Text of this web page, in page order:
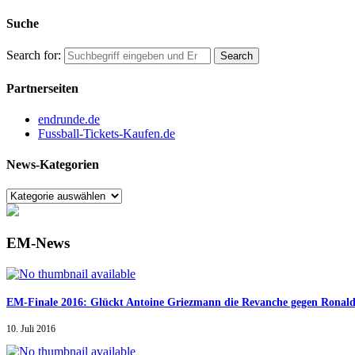
Suche
Search for:
Partnerseiten
endrunde.de
Fussball-Tickets-Kaufen.de
News-Kategorien
EM-News
EM-Finale 2016: Glückt Antoine Griezmann die Revanche gegen
10. Juli 2016